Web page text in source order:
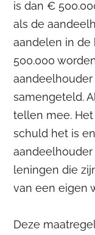
is dan €
als de
aandelen in de
500.000
samengeteld.
tellen mee.
schuld het is
leningen die
van een eigen
Deze